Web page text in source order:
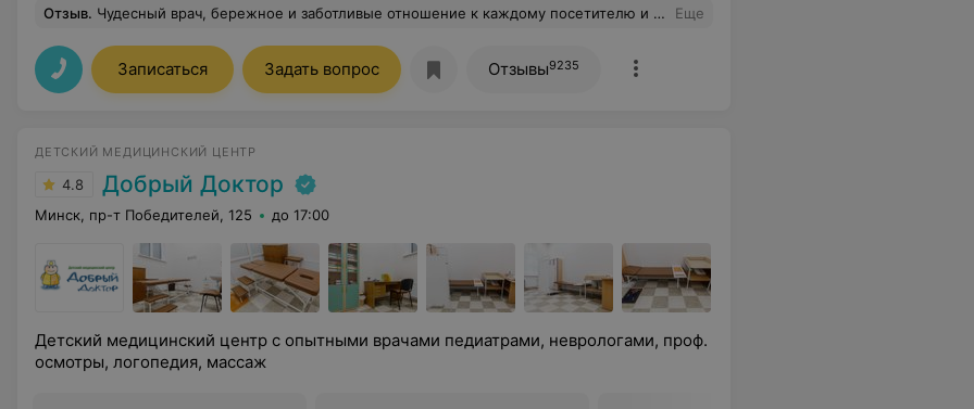
Отзыв. Чудесный врач, бережное и заботливые отношение к каждому посетителю и высокий уровень компетенции Еще
Записаться Задать вопрос Отзывы9235
ДЕТСКИЙ МЕДИЦИНСКИЙ ЦЕНТР
4.8 Добрый Доктор
Минск, пр-т Победителей, 125 до 17:00
Детский медицинский центр с опытными врачами педиатрами, неврологами, проф.
осмотры, логопедия, массаж